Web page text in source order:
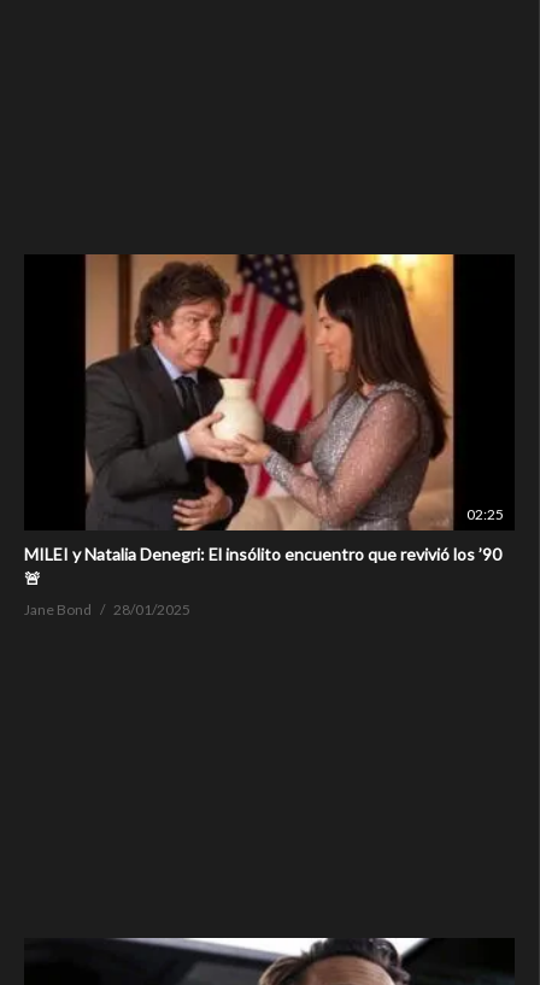
02:25
MILEI y Natalia Denegri: El insólito encuentro que revivió los ’90
🚨
Jane Bond 28/01/2025